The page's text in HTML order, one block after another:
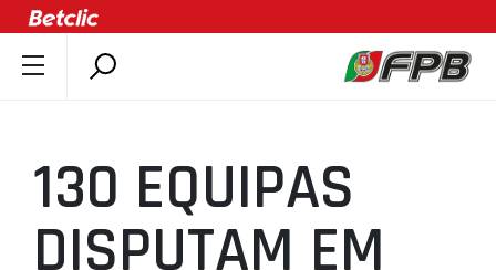
ÚLTIMAS
COMPETIÇÕES
130 EQUIPAS
DISPUTAM EM